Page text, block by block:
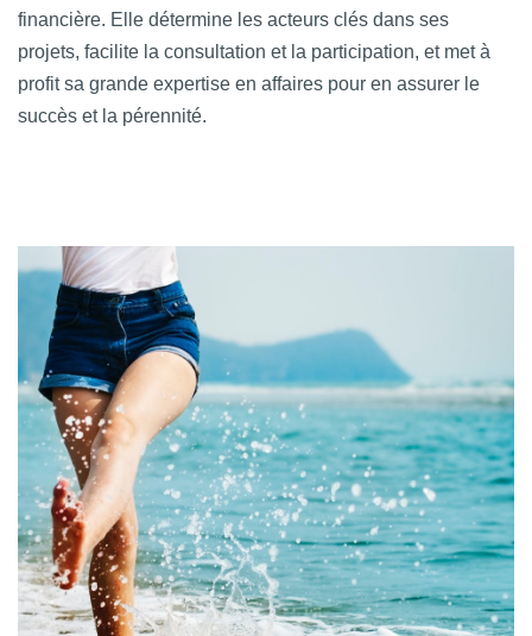
financière. Elle détermine les acteurs clés dans ses
projets, facilite la consultation et la participation, et met à
profit sa grande expertise en affaires pour en assurer le
succès et la pérennité.